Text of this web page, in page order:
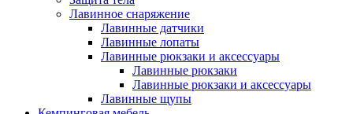
Лавинное снаряжение
Лавинные датчики
Лавинные лопаты
Лавинные рюкзаки и аксессуары
Лавинные рюкзаки
Лавинные рюкзаки и аксессуары
Лавинные щупы